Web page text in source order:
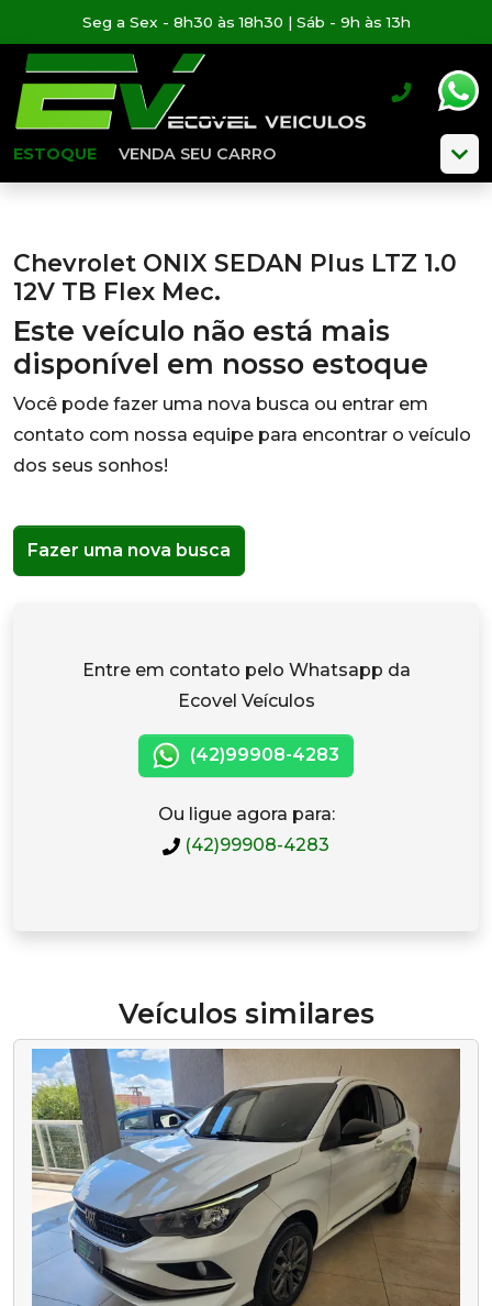
Seg a Sex - 8h30 às 18h30 | Sáb - 9h às 13h
ESTOQUE VENDA SEU CARRO
Chevrolet ONIX SEDAN Plus LTZ 1.0
12V TB Flex Mec.
Este veículo não está mais
disponível em nosso estoque
Você pode fazer uma nova busca ou entrar em
contato com nossa equipe para encontrar o veículo
dos seus sonhos!
Fazer uma nova busca
Entre em contato pelo Whatsapp da
Ecovel Veículos
(42)99908-4283
Ou ligue agora para:
(42)99908-4283
Veículos similares